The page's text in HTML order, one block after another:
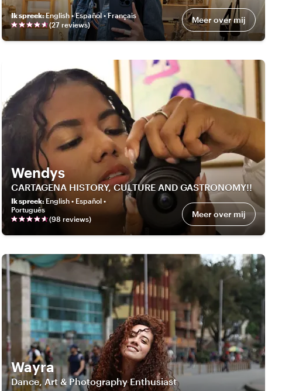
Ik spreek:English • Español • Français
(27 reviews) Meer over mij
Wendys
CARTAGENA HISTORY, CULTURE AND GASTRONOMY!!
Ik spreek:English • Español •
Português
(98 reviews) Meer over mij
Wayra
Dance, Art & Photography Enthusiast